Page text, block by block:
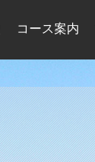
コース案内